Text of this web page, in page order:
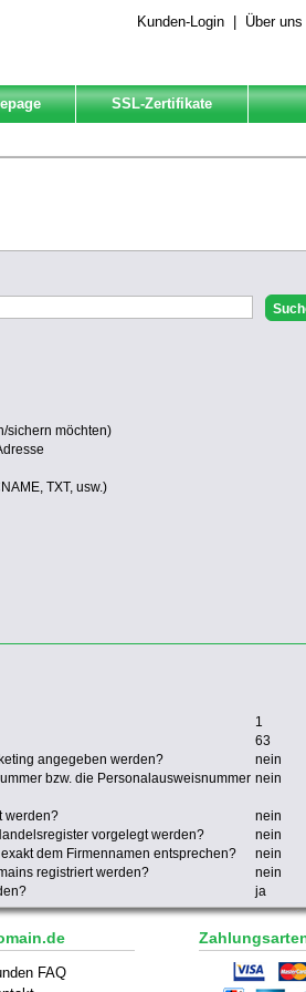
Kunden-Login Über uns
SSL-Zertifikate
sichern möchten)
TXT, usw.)
1
63
angegeben werden?
nein
bzw. die Personalausweisnummer nein
werden?
nein
vorgelegt werden?
nein
dem Firmennamen entsprechen?
nein
registriert werden?
nein
ja
FAQ